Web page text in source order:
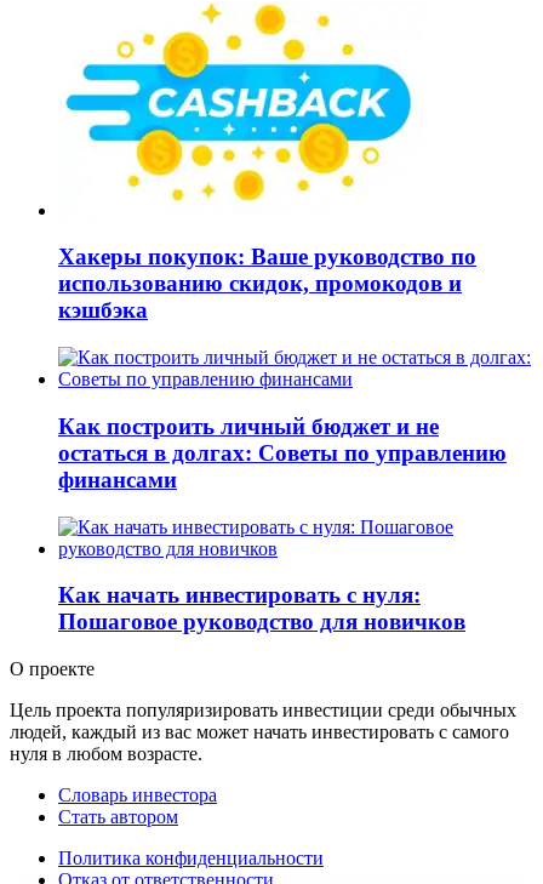
Хакеры покупок: Ваше руководство по
использованию скидок, промокодов и
кэшбэка
Как построить личный бюджет и не
остаться в долгах: Советы по управлению
финансами
Как начать инвестировать с нуля:
Пошаговое руководство для новичков
О проекте
Цель проекта популяризировать инвестиции среди обычных
людей, каждый из вас может начать инвестировать с самого
нуля в любом возрасте.
Словарь инвестора
Стать автором
Политика конфиденциальности
Отказ от ответственности